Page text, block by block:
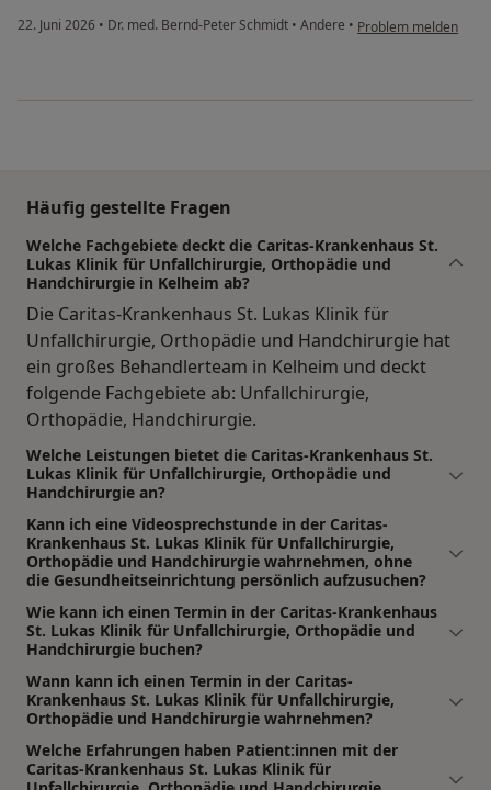
22. Juni 2026 • Dr. med. Bernd-Peter Schmidt • Andere • Problem melden
Häufig gestellte Fragen
Welche Fachgebiete deckt die Caritas-Krankenhaus St.
Lukas Klinik für Unfallchirurgie, Orthopädie und
Handchirurgie in Kelheim ab?
Die Caritas-Krankenhaus St. Lukas Klinik für
Unfallchirurgie, Orthopädie und Handchirurgie hat
ein großes Behandlerteam in Kelheim und deckt
folgende Fachgebiete ab: Unfallchirurgie,
Orthopädie, Handchirurgie.
Welche Leistungen bietet die Caritas-Krankenhaus St.
Lukas Klinik für Unfallchirurgie, Orthopädie und
Handchirurgie an?
Kann ich eine Videosprechstunde in der Caritas-
Krankenhaus St. Lukas Klinik für Unfallchirurgie,
Orthopädie und Handchirurgie wahrnehmen, ohne
die Gesundheitseinrichtung persönlich aufzusuchen?
Wie kann ich einen Termin in der Caritas-Krankenhaus
St. Lukas Klinik für Unfallchirurgie, Orthopädie und
Handchirurgie buchen?
Wann kann ich einen Termin in der Caritas-
Krankenhaus St. Lukas Klinik für Unfallchirurgie,
Orthopädie und Handchirurgie wahrnehmen?
Welche Erfahrungen haben Patient:innen mit der
Caritas-Krankenhaus St. Lukas Klinik für